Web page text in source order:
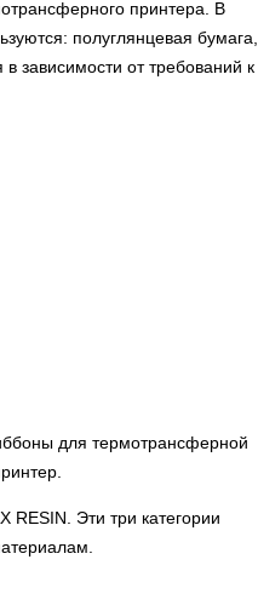
принтера. В
полуглянцевая бумага,
зависимости от требований к
для термотрансферной
Эти три категории